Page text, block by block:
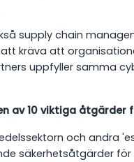
supply chain
kräva att
uppfyller samma
av 10 viktiga åtgärder
och andra
säkerhetsåtgärder